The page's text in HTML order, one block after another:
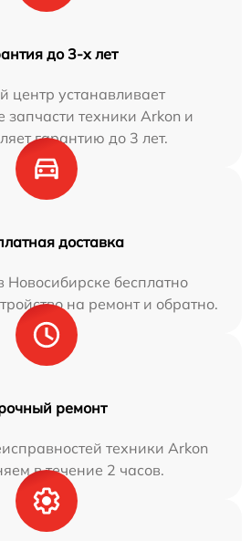
до 3-х лет
центр устанавливает
запчасти техники Arkon и
гарантию до 3 лет.
доставка
бесплатно
на ремонт и обратно.
ремонт
техники Arkon
в течение 2 часов.